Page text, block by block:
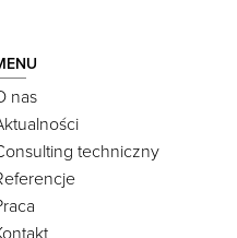
nas
techniczny